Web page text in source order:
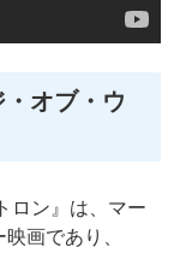
オブ・ウ
ロン』は、マー
画であり、